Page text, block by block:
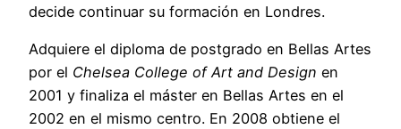
decide continuar su formación en Londres.
Adquiere el diploma de postgrado en Bellas Artes
por el Chelsea College of Art and Design en
2001 y finaliza el máster en Bellas Artes en el
2002 en el mismo centro. En 2008 obtiene el